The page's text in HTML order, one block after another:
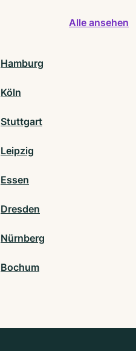
Alle ansehen
Hamburg
Köln
Stuttgart
Leipzig
Essen
Dresden
Nürnberg
Bochum